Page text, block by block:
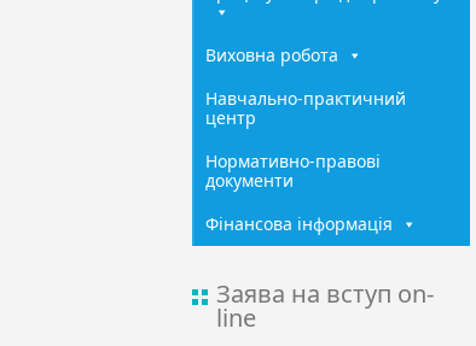
Виховна робота
Навчально-практичний
центр
Нормативно-правові
документи
Фінансова інформація
Заява на вступ on-
line